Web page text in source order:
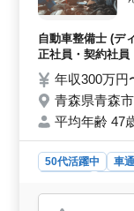
健康・厚生に関
けます。
自動車整備士 (デ
正社員・契約社員
年収300万
青森県青森
平均年齢 47
50代活躍中 車